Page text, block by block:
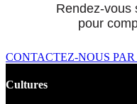
Rendez-vous
pour
CONTACTEZ-NOUS
Cultures